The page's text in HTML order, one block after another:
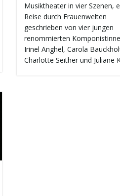
Musiktheater in vier Szenen,
Reise durch Frauenwelten
geschrieben von vier jungen
renommierten
Irinel Anghel, Carola
Charlotte Seither und Juliane